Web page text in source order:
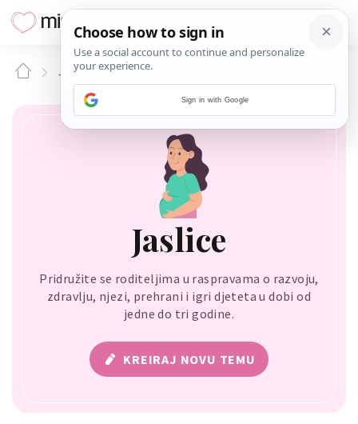
JASLICE
Jaslice
Pridružite se roditeljima u raspravama o razvoju,
zdravlju, njezi, prehrani i igri djeteta u dobi od
jedne do tri godine.
KREIRAJ NOVU TEMU
Sign in with Google